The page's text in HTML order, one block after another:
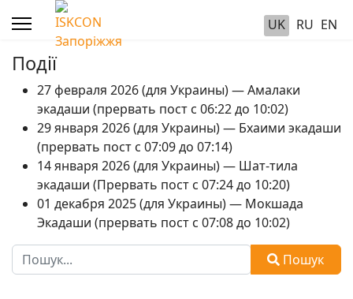
UK RU EN
Події
27 февраля 2026 (для Украины) — Амалаки
экадаши (прервать пост с 06:22 до 10:02)
29 января 2026 (для Украины) — Бхаими экадаши
(прервать пост с 07:09 до 07:14)
14 января 2026 (для Украины) — Шат-тила
экадаши (Прервать пост с 07:24 до 10:20)
01 декабря 2025 (для Украины) — Мокшада
Экадаши (прервать пост с 07:08 до 10:02)
Пошук
Пошук